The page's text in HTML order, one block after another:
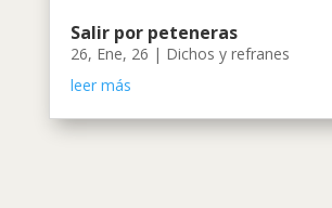
Salir por peteneras
26, Ene, 26 | Dichos y refranes
leer más